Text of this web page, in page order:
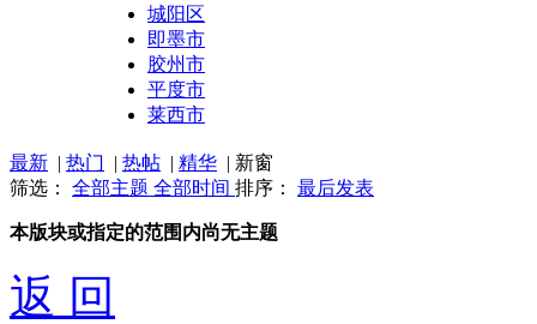
城阳区
即墨市
胶州市
平度市
莱西市
最新 | 热门 | 热帖 | 精华 | 新窗
筛选： 全部主题 全部时间 排序： 最后发表
本版块或指定的范围内尚无主题
返 回